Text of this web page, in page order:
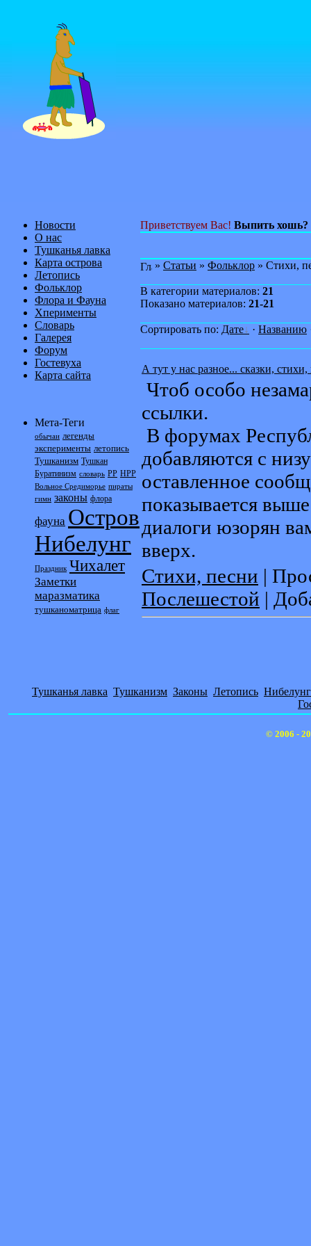
Новости
О нас
Тушканья лавка
Карта острова
Летопись
Фольклор
Флора и Фауна
Хперименты
Словарь
Галерея
Форум
Гостевуха
Карта сайта
Мета-Теги
обычаи легенды
эксперименты летопись
Тушканизм Тушкан
Буратинизм словарь РР НРР
Вольное Средиморье пираты
гимн законы флора
фауна Остров
Нибелунг
Праздник Чихалет
Заметки
маразматика
тушканоматрица флаг
Приветствуем Вас! Выпить хошь?
» Статьи » Фольклор » Стихи,
В категории материалов: 21
Показано материалов: 21-21
Сортировать по: Дате · Названию
А тут у нас разное... сказки,
Чтоб особо
ссылки.
В форумах
добавляются с
оставленное
показывается
диалоги юзорян
вверх.
Стихи, песни |
Послешестой |
Тушканья лавка Тушканизм Законы Летопись
© 2006 -